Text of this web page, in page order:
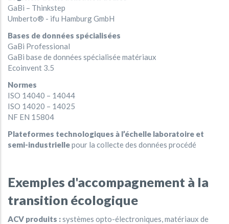
GaBi – Thinkstep
Umberto® - ifu Hamburg GmbH
Bases de données spécialisées
GaBi Professional
GaBi base de données spécialisée matériaux
Ecoinvent 3.5
Normes
ISO 14040 – 14044
ISO 14020 – 14025
NF EN 15804
Plateformes technologiques à l’échelle laboratoire et
semi-industriellepour la collecte des données procédé
Exemples d'accompagnement à la
transition écologique
ACV produits :systèmes opto-électroniques, matériaux de